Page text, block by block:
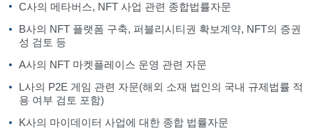
C사의 메타버스, NFT 사업 관련 종합법률자문
B사의 NFT 플랫폼 구축, 퍼블리시티권 확보계약, NFT의 증권
성 검토 등
A사의 NFT 마켓플레이스 운영 관련 자문
L사의 P2E 게임 관련 자문(해외 소재 법인의 국내 규제법률 적
용 여부 검토 포함)
K사의 마이데이터 사업에 대한 종합 법률자문